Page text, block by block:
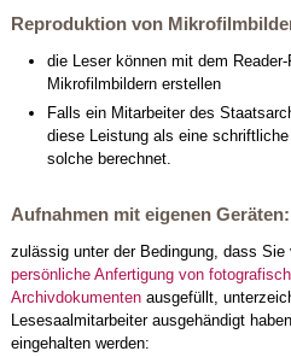
Reproduktion von
die Leser können mit dem
Mikrofilmbildern erstellen
Falls ein Mitarbeiter des
diese Leistung als eine
solche berechnet.
Aufnahmen mit eigenen Geräten:
zulässig unter der Bedingung, dass Sie
persönliche Anfertigung von
Archivdokumentenausgefüllt,
Lesesaalmitarbeiter ausgehändigt
eingehalten werden: